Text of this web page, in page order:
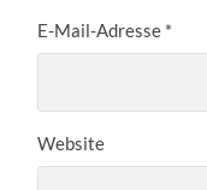
E-Mail-Adresse *
Website